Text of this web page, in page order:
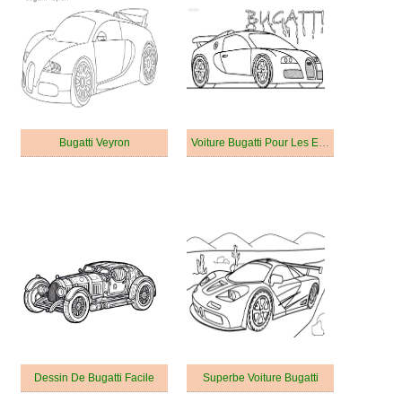
Bugatti Veyron Voiture Bugatti Pour Les Enfants
Dessin De Bugatti Facile Superbe Voiture Bugatti